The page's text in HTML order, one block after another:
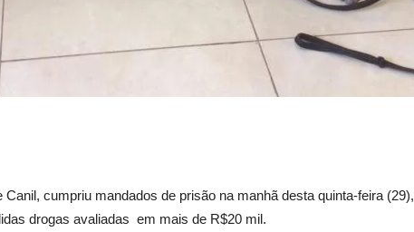
cumpriu mandados de prisão na manhã desta quinta-feira (29),
drogas avaliadas em mais de R$20 mil.